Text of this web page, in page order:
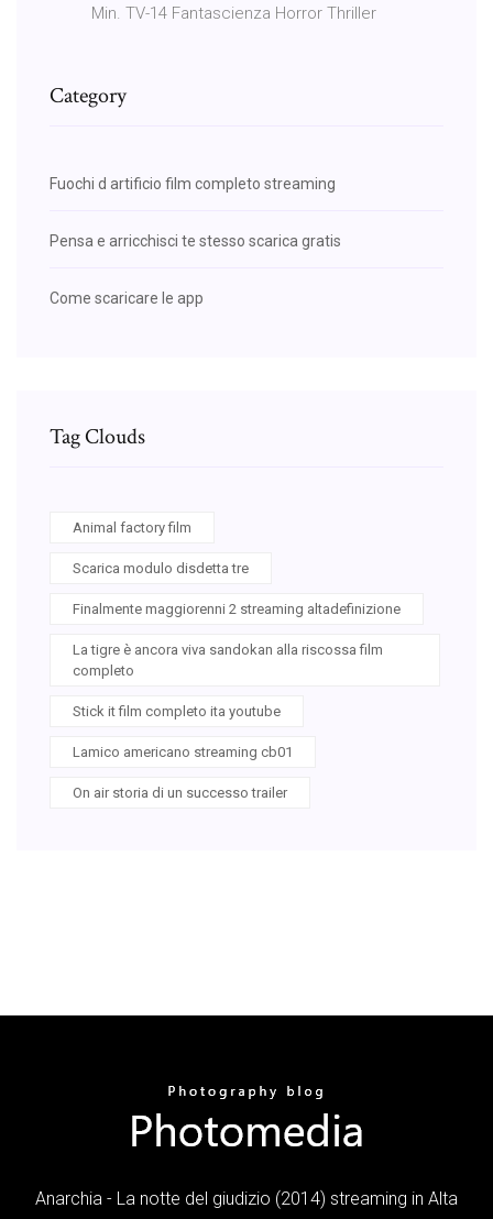
Min. TV-14 Fantascienza Horror Thriller
Category
Fuochi d artificio film completo streaming
Pensa e arricchisci te stesso scarica gratis
Come scaricare le app
Tag Clouds
Animal factory film
Scarica modulo disdetta tre
Finalmente maggiorenni 2 streaming altadefinizione
La tigre è ancora viva sandokan alla riscossa film
completo
Stick it film completo ita youtube
Lamico americano streaming cb01
On air storia di un successo trailer
Anarchia - La notte del giudizio (2014) streaming in Alta